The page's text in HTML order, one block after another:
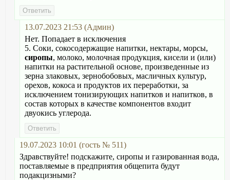
13.07.2023 21:53 (Админ)
Нет. Попадает в исключения
5. Соки, сокосодержащие напитки, нектары, морсы,
сиропы, молоко, молочная продукция, кисели и (или)
напитки на растительной основе, произведенные из
зерна злаковых, зернобобовых, масличных культур,
орехов, кокоса и продуктов их переработки, за
исключением тонизирующих напитков и напитков, в
состав которых в качестве компонентов входит
двуокись углерода.
19.07.2023 10:01 (гость № 511)
Здравствуйте! подскажите, сиропы и газированная вода,
поставляемые в предприятия общепита будут
подакцизными?